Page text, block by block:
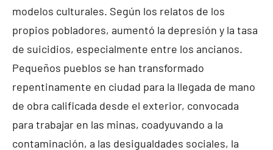
modelos culturales. Según los relatos de los
propios pobladores, aumentó la depresión y la tasa
de suicidios, especialmente entre los ancianos.
Pequeños pueblos se han transformado
repentinamente en ciudad para la llegada de mano
de obra calificada desde el exterior, convocada
para trabajar en las minas, coadyuvando a la
contaminación, a las desigualdades sociales, la